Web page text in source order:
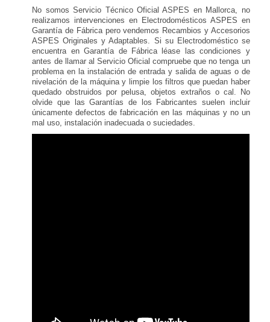
No somos Servicio Técnico Oficial ASPES en Mallorca, no
realizamos intervenciones en Electrodomésticos ASPES en
Garantía de Fábrica pero vendemos Recambios y Accesorios
ASPES Originales y Adaptables. Si su Electrodoméstico se
encuentra en Garantía de Fábrica léase las condiciones y
antes de llamar al Servicio Oficial compruebe que no tenga un
problema en la instalación de entrada y salida de aguas o de
nivelación de la máquina y limpie los filtros que puedan haber
quedado obstruidos por pelusa, objetos extraños o cal. No
olvide que las Garantías de los Fabricantes suelen incluir
únicamente defectos de fabricación en las máquinas y no un
mal uso, instalación inadecuada o suciedades.